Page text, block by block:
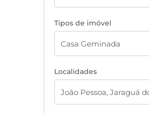
Tipos de imóvel
Localidades